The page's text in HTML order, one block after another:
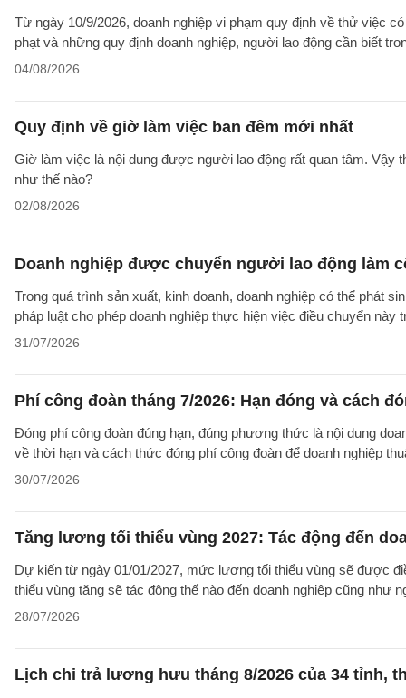
Từ ngày 10/9/2026, doanh nghiệp vi phạm quy định về thử việc
phạt và những quy định doanh nghiệp, người lao động cần biết
04/08/2026
Quy định về giờ làm việc ban đêm mới nhất
Giờ làm việc là nội dung được người lao động rất quan tâm. Vậy
như thế nào?
02/08/2026
Doanh nghiệp được chuyển người lao động làm
Trong quá trình sản xuất, kinh doanh, doanh nghiệp có thể phát
pháp luật cho phép doanh nghiệp thực hiện việc điều chuyển
31/07/2026
Phí công đoàn tháng 7/2026: Hạn đóng và cách
Đóng phí công đoàn đúng hạn, đúng phương thức là nội dung
về thời hạn và cách thức đóng phí công đoàn để doanh nghiệp
30/07/2026
Tăng lương tối thiểu vùng 2027: Tác động đến
Dự kiến từ ngày 01/01/2027, mức lương tối thiểu vùng sẽ được
thiểu vùng tăng sẽ tác động thế nào đến doanh nghiệp cũng như
28/07/2026
Lịch chi trả lương hưu tháng 8/2026 của 34 tỉnh,